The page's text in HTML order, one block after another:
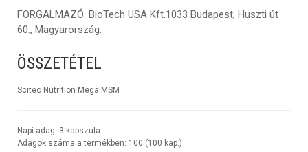
FORGALMAZÓ: BioTech USA Kft.1033 Budapest, Huszti út
60., Magyarország.
ÖSSZETÉTEL
Scitec Nutrition Mega MSM
Napi adag: 3 kapszula
Adagok száma a termékben: 100 (100 kap.)